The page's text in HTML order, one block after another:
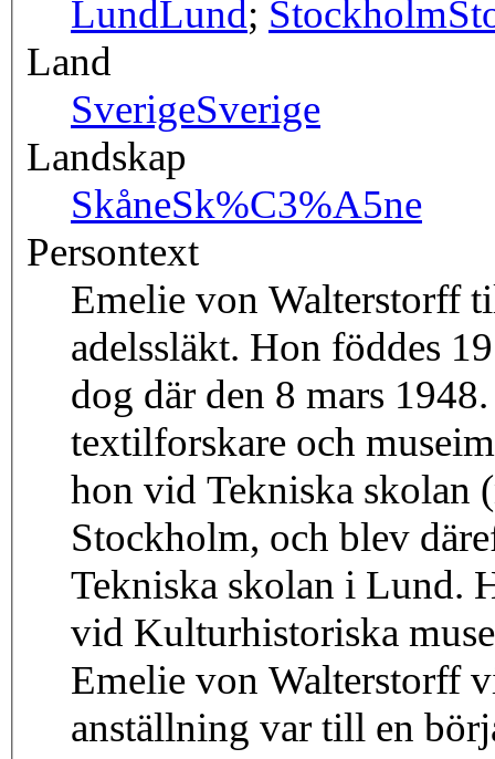
LundLund; Stockholm
Land
SverigeSverige
Landskap
SkåneSk%C3%A5ne
Persontext
Emelie von Walterstorff
adelssläkt. Hon föddes
dog där den 8 mars
textilforskare och
hon vid Tekniska skolan
Stockholm, och blev
Tekniska skolan i Lund.
vid Kulturhistoriska
Emelie von Walterstorff
anställning var till en